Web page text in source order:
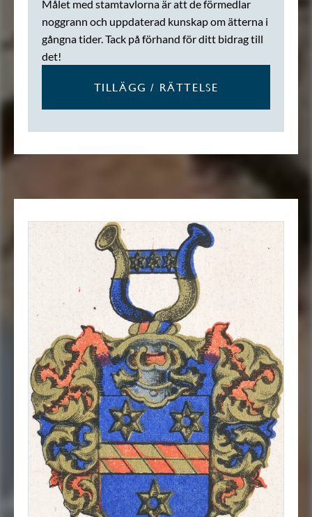
Målet med stamtavlorna är att de förmedlar
noggrann och uppdaterad kunskap om ätterna i
gångna tider. Tack på förhand för ditt bidrag till
det!
TILLÄGG / RÄTTELSE